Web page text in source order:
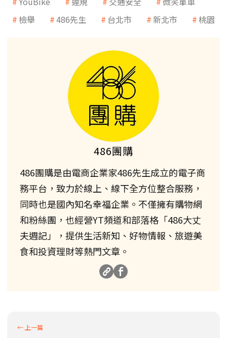
檢舉
486先生 台北市 新北市 桃園
486團購
486團購是由電商企業家486先生成立的電子商
務平台，致力於線上、線下全方位整合服務，
同時也是國內知名幸福企業。不僅擁有購物網
和粉絲團，也經營YT頻道和部落格「486大丈
夫週記」，提供生活新知、好物情報、旅遊美
食和投資理財等熱門文章。